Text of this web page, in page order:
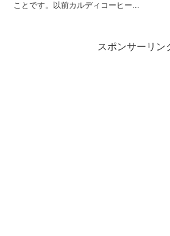
ことです。以前カルディコーヒー...
スポンサーリン